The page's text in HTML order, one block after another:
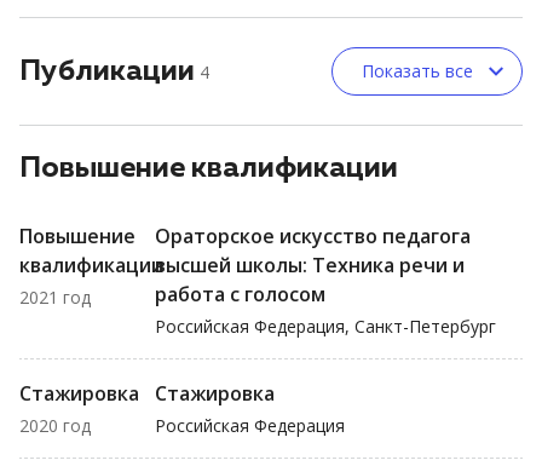
Публикации 4 Показать все
Повышение квалификации
Повышение
квалификации
2021 год
Ораторское искусство педагога
высшей школы: Техника речи и
работа с голосом
Российская Федерация, Санкт-Петербург
Стажировка
2020 год
Стажировка
Российская Федерация